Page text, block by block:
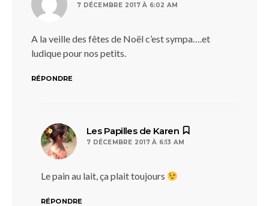
7 DÉCEMBRE 2017 À 6:02 AM
A la veille des fêtes de Noël c’est sympa….et
ludique pour nos petits.
RÉPONDRE
Les Papilles de Karen
7 DÉCEMBRE 2017 À 6:13 AM
Le pain au lait, ça plait toujours
RÉPONDRE